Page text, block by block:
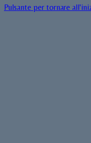
Pulsante per tornare